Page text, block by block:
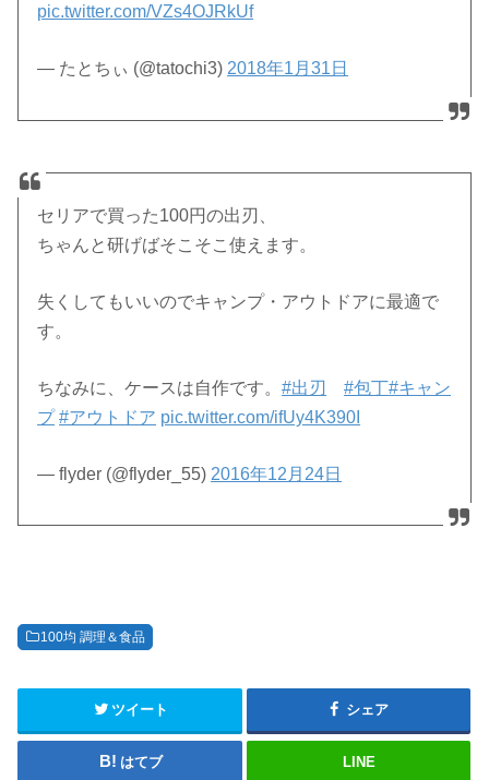
pic.twitter.com/VZs4OJRkUf
— たとちぃ (@tatochi3) 2018年1月31日
セリアで買った100円の出刃、
ちゃんと研げばそこそこ使えます。
失くしてもいいのでキャンプ・アウトドアに最適で
す。
ちなみに、ケースは自作です。#出刃 #包丁#キャン
プ #アウトドア pic.twitter.com/ifUy4K390I
— flyder (@flyder_55) 2016年12月24日
100均 調理＆食品
ツイート シェア
はてブ LINE